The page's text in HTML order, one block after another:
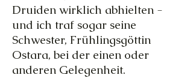
Druiden wirklich abhielten -
und ich traf sogar seine
Schwester, Frühlingsgöttin
Ostara, bei der einen oder
anderen Gelegenheit.